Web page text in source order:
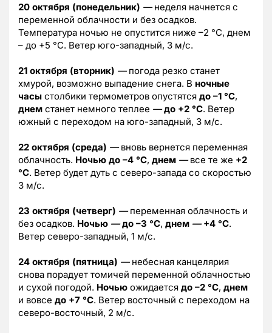
20 октября (понедельник) —неделя начнется с
переменной облачности и без осадков.
Температура ночью не опустится ниже –2 °C, днем
– до +5 °C. Ветер юго-западный, 3 м/с.
21 октября (вторник) —погода резко станет
хмурой, возможно выпадение снега. В ночные
часы столбики термометров опустятся до –1 °C,
днем станет немного теплее — до +2 °C. Ветер
южный с переходом на юго-западный, 3 м/с.
22 октября (среда) —вновь вернется переменная
облачность. Ночью до –4 °C, днем —все те же +2
°C. Ветер будет дуть с северо-запада со скоростью
3 м/с.
23 октября (четверг) —переменная облачность и
без осадков. Ночью —до –3 °C, днем —+4 °C.
Ветер северо-западный, 1 м/с.
24 октября (пятница) —небесная канцелярия
снова порадует томичей переменной облачностью
и сухой погодой. Ночью ожидается до –2 °C, днем
и вовсе до +7 °C. Ветер восточный с переходом на
северо-восточный, 2 м/с.